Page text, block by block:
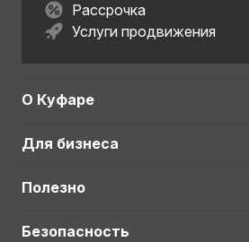
Рассрочка
Услуги продвижения
О Куфаре
Для бизнеса
Полезно
Безопасность